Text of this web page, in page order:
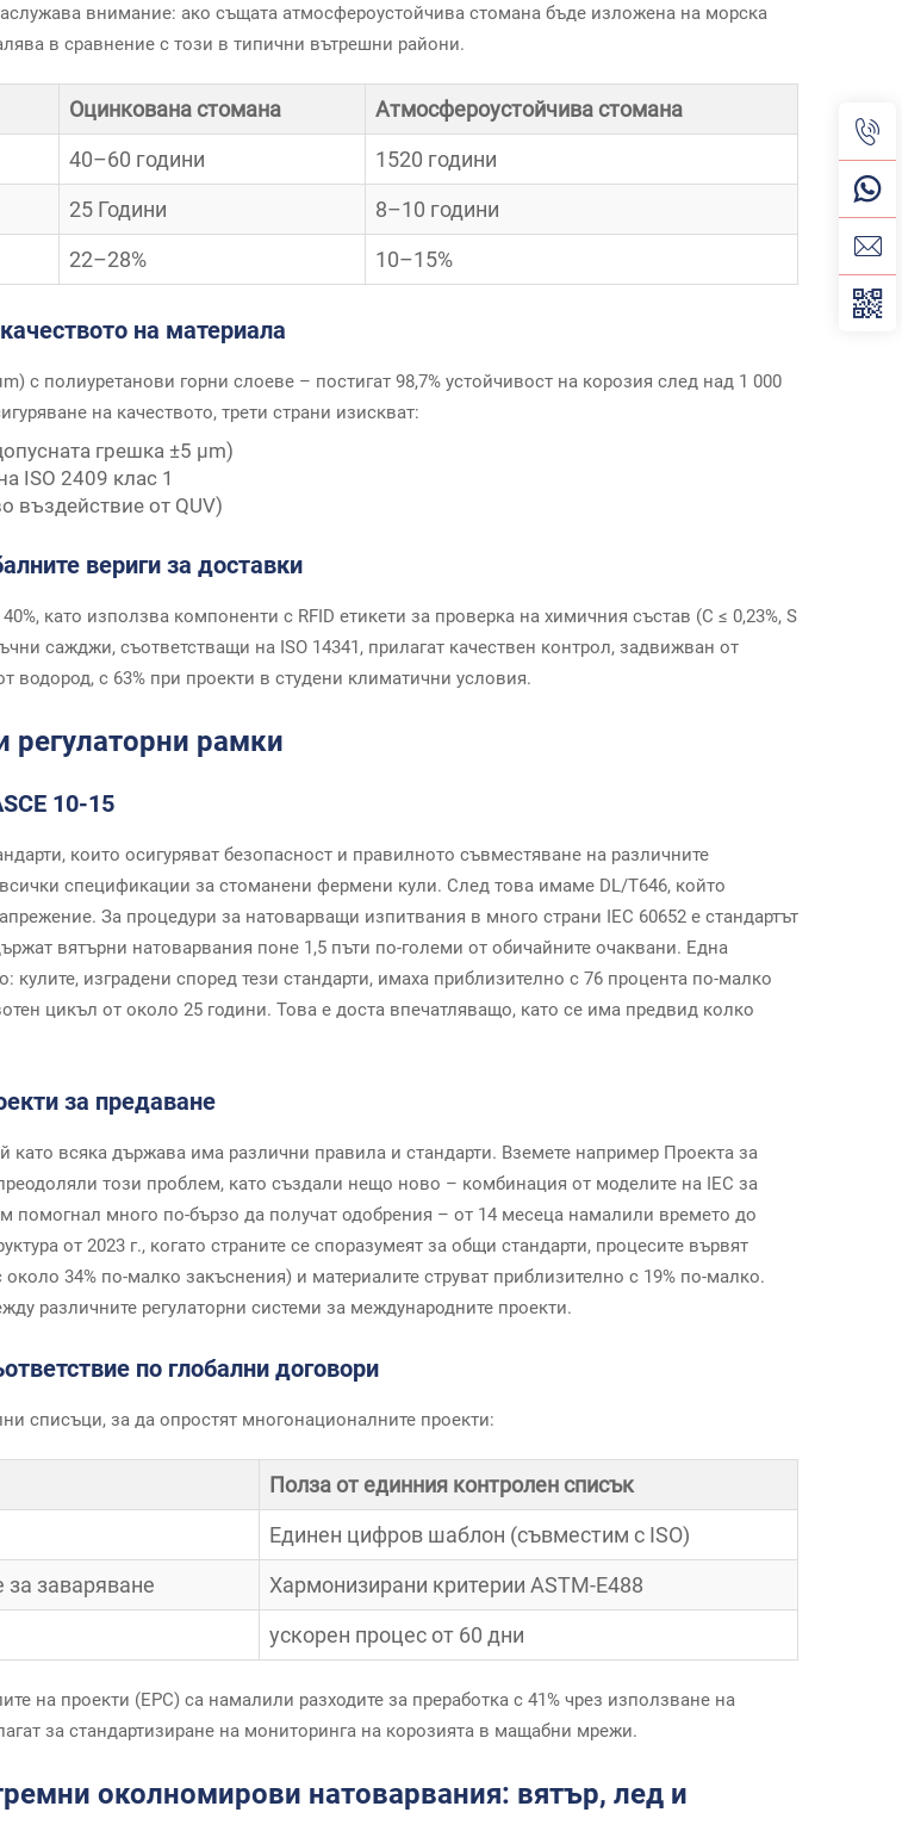
внимание: ако същата атмосфероустойчива стомана бъде изложена на морска
в сравнение с този в типични вътрешни райони.
Оцинкована стомана
Атмосфероустойчива стомана
40–60 години
1520 години
25 Години
8–10 години
22–28% 10–15%
на материала
полиуретанови горни слоеве – постигат 98,7% устойчивост на корозия след над 1 000
на качеството, трети страни изискват:
грешка ±5 μm)
ISO 2409 клас 1
въздействие от QUV)
вериги за доставки
като използва компоненти с RFID етикети за проверка на химичния състав (C ≤ 0,23%, S
сажджи, съответстващи на ISO 14341, прилагат качествен контрол, задвижван от
водород, с 63% при проекти в студени климатични условия.
регулаторни рамки
10-15
които осигуряват безопасност и правилното съвместяване на различните
спецификации за стоманени фермени кули. След това имаме DL/T646, който
За процедури за натоварващи изпитвания в много страни IEC 60652 е стандартът
вятърни натоварвания поне 1,5 пъти по-големи от обичайните очаквани. Една
изградени според тези стандарти, имаха приблизително с 76 процента по-малко
цикъл от около 25 години. Това е доста впечатляващо, като се има предвид колко
за предаване
като всяка държава има различни правила и стандарти. Вземете например Проекта за
този проблем, като създали нещо ново – комбинация от моделите на IEC за
помогнал много по-бързо да получат одобрения – от 14 месеца намалили времето до
от 2023 г., когато страните се споразумеят за общи стандарти, процесите вървят
34% по-малко закъснения) и материалите струват приблизително с 19% по-малко.
различните регулаторни системи за международните проекти.
по глобални договори
списъци, за да опростят многонационалните проекти:
Полза от единния контролен списък
Единен цифров шаблон (съвместим с ISO)
за заваряване
Хармонизирани критерии ASTM-E488
ускорен процес от 60 дни
на проекти (EPC) са намалили разходите за преработка с 41% чрез използване на
за стандартизиране на мониторинга на корозията в мащабни мрежи.
околномирови натоварвания: вятър, лед и